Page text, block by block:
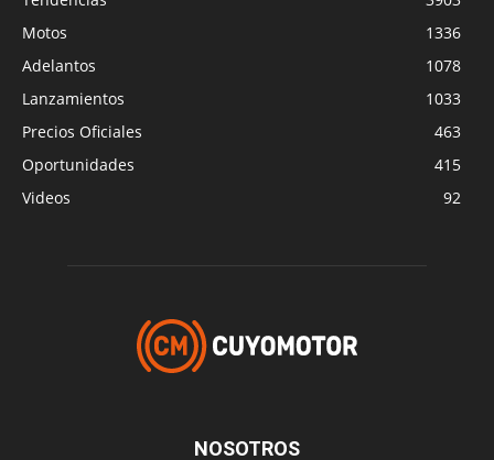
Motos
1336
Adelantos
1078
Lanzamientos
1033
Precios Oficiales
463
Oportunidades
415
Videos
92
NOSOTROS